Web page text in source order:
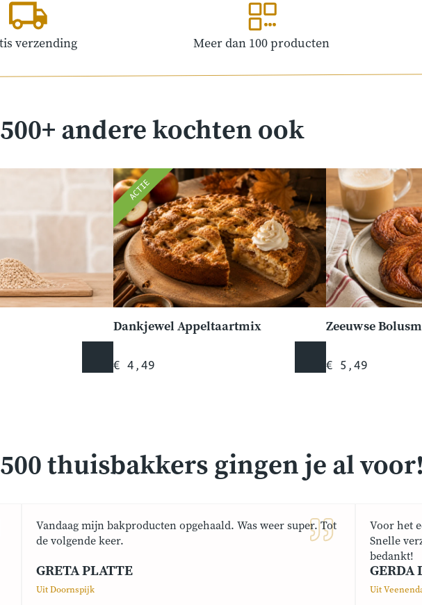
verzending Meer dan 100 producten
andere kochten ook
ACTIE
Dankjewel Appeltaartmix
€ 4,49
Zeeuwse
€ 5,49
thuisbakkers gingen je al voor!
Vandaag mijn bakproducten opgehaald. Was weer super. Tot
de volgende keer.
GRETA PLATTE
Uit Doornspijk
Voor het
Snelle
bedankt!
GERDA
Uit